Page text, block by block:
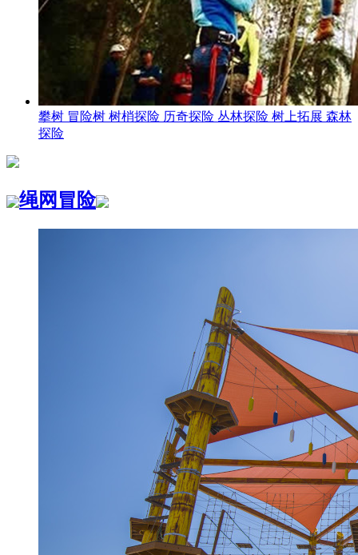
攀树 冒险树 树梢探险 历奇探险 丛林探险 树上拓展 森林
探险
绳网冒险